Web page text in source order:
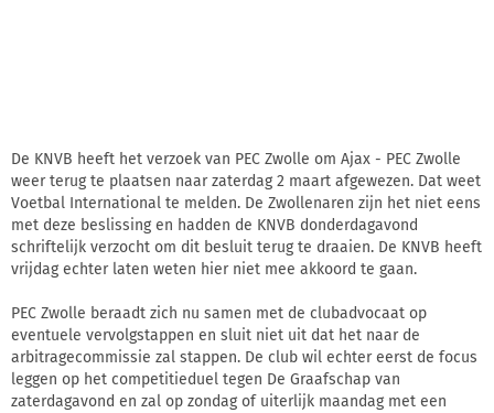
De KNVB heeft het verzoek van PEC Zwolle om Ajax - PEC Zwolle
weer terug te plaatsen naar zaterdag 2 maart afgewezen. Dat weet
Voetbal International te melden. De Zwollenaren zijn het niet eens
met deze beslissing en hadden de KNVB donderdagavond
schriftelijk verzocht om dit besluit terug te draaien. De KNVB heeft
vrijdag echter laten weten hier niet mee akkoord te gaan.
PEC Zwolle beraadt zich nu samen met de clubadvocaat op
eventuele vervolgstappen en sluit niet uit dat het naar de
arbitragecommissie zal stappen. De club wil echter eerst de focus
leggen op het competitieduel tegen De Graafschap van
zaterdagavond en zal op zondag of uiterlijk maandag met een